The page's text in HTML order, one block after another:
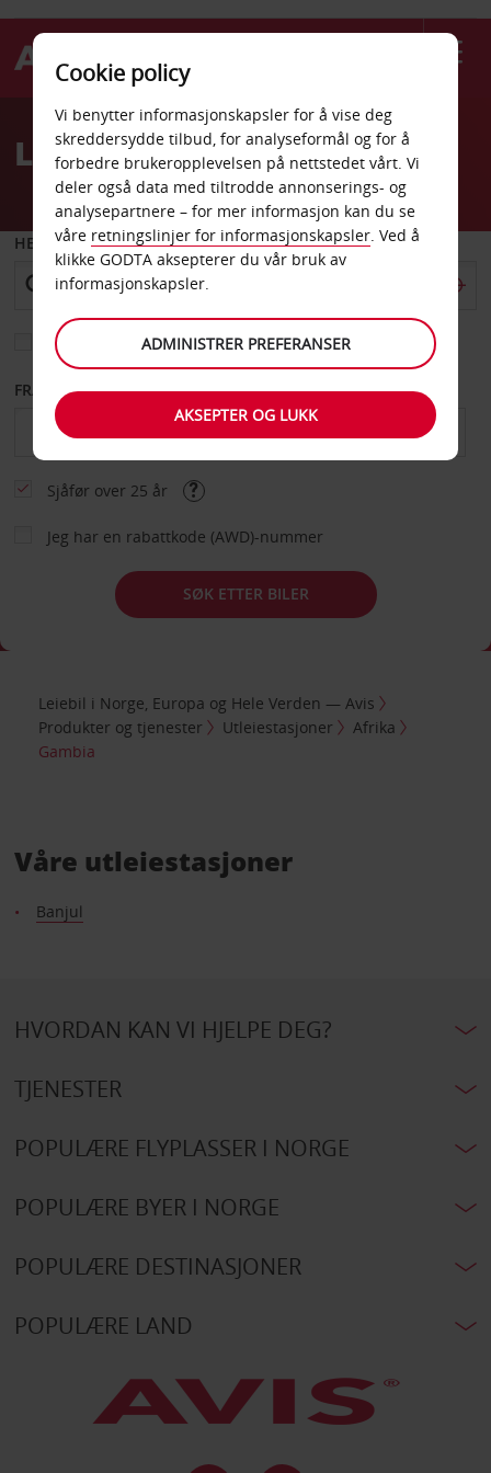
Welcome
AvisLeiebil Gambia
HENT FRA
Velg et annet leveringssted
FRA DATO TIL DATO
Sjåfør over 25 år
Jeg har en rabattkode (AWD)-nummer
SØK ETTER BILER
Leiebil i Norge, Europa og Hele Verden — Avis
Produkter og tjenester
Utleiestasjoner
Afrika
Gambia
Våre utleiestasjoner
Banjul
HVORDAN KAN VI HJELPE DEG?
TJENESTER
POPULÆRE FLYPLASSER I NORGE
POPULÆRE BYER I NORGE
POPULÆRE DESTINASJONER
POPULÆRE LAND
Cookie policy
Vi benytter informasjonskapsler for å vise deg
skreddersydde tilbud, for analyseformål og for å
forbedre brukeropplevelsen på nettstedet vårt. Vi
deler også data med tiltrodde annonserings- og
analysepartnere – for mer informasjon kan du se
våre retningslinjer for informasjonskapsler. Ved å
klikke GODTA aksepterer du vår bruk av
informasjonskapsler.
ADMINISTRER PREFERANSER
AKSEPTER OG LUKK